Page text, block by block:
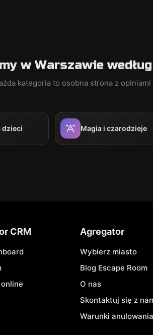
w Warszawie
kategoria to osobna strona z opiniami
dzieci Magia i czarodzieje
CRM Agregator
Wybierz miasto
Blog Escape Room
O nas
Skontaktuj się z
Warunki anulowania